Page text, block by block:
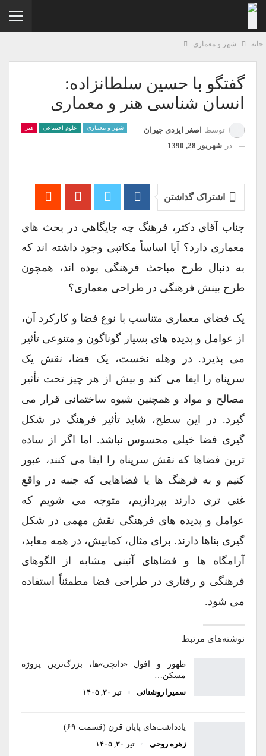
شهر و معماری
گفتگو با حسین سلطانزاده:
انسان شناسی هنر و معماری
شهر و معماری علوم اجتماعی هنر توسطاصغر ایزدی جیران
درشهریور 28, 1390
اشتراک گذاشتن
جناب آقای دکتر، فرهنگ چه جایگاهی در بحث های
معماری دارد؟ آیا اساساً مکاتبی وجود داشته اند که
به دنبال طرح مباحث فرهنگی بوده اند، همچون
طرح بینش فرهنگی در طراحی معماری؟
یک فضای معماری متناسب با نوع فضا و کارکرد آن،
از عوامل و پدیده های بسیار گوناگون و متنوعی تأثیر
می پذیرد. در وهله نخست، یک فضا، نقش یک
سرپناه را ایفا می کند و بیش از هر چیز تحت تأثیر
مصالح و مواد و همچنین شیوه ساختمانی قرار می
گیرد. در این سطح، شاید تأثیر فرهنگ در شکل
گیری فضا خیلی محسوس نباشد. اما اگر از ساده
ترین فضاها که نقش سرپناه را ایفا می کنند، عبور
کنیم و به فرهنگ ها یا فضاهایی که جنبه در واقع
غنی تری دارند بپردازیم، متوجه می شویم که
عوامل و پدیده های فرهنگی نقش مهمی در شکل
گیری بناها دارند. برای مثال، کمابیش، در همه معابد،
آرامگاه ها و فضاهای آئینی مشابه از الگوهای
فرهنگی و رفتاری در طراحی فضا مطمئناً استفاده
می شود.
نوشته‌های مرتبط
ظهور و افول «دانچی»ها، بزرگ‌ترین پروژه
مسکن…
سمیرا روشنائی
تیر ۳۰, ۱۴۰۵
یادداشت‌های پایان قرن (قسمت ۶۹)
زهره روحی
تیر ۳۰, ۱۴۰۵